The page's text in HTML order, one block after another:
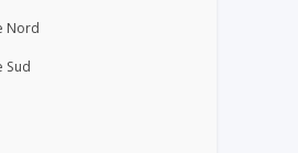
Nord
Sud